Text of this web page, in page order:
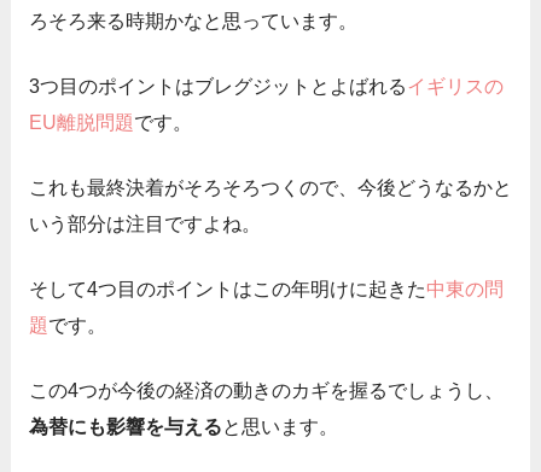
ろそろ来る時期かなと思っています。
3つ目のポイントはブレグジットとよばれるイギリスの
EU離脱問題です。
これも最終決着がそろそろつくので、今後どうなるかと
いう部分は注目ですよね。
そして4つ目のポイントはこの年明けに起きた中東の問
題です。
この4つが今後の経済の動きのカギを握るでしょうし、
為替にも影響を与えると思います。